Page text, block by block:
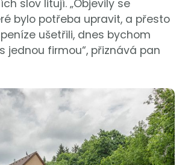
slov litují. „Objevily se
bylo potřeba upravit, a přesto
ušetřili, dnes bychom
jednou firmou“, přiznává pan